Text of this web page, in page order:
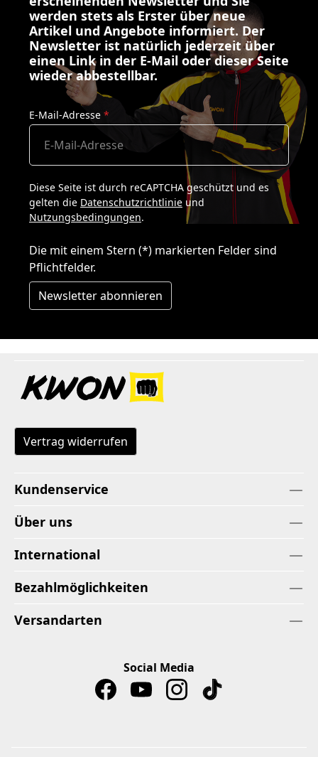
werden stets als Erster über neue
Artikel und Angebote informiert. Der
Newsletter ist natürlich jederzeit über
einen Link in der E-Mail oder dieser Seite
wieder abbestellbar.
E-Mail-Adresse *
Diese Seite ist durch reCAPTCHA geschützt und es
gelten die Datenschutzrichtlinie und
Nutzungsbedingungen.
Die mit einem Stern (*) markierten Felder sind
Pflichtfelder.
Newsletter abonnieren
Vertrag widerrufen
Kundenservice
Über uns
International
Bezahlmöglichkeiten
Versandarten
Social Media